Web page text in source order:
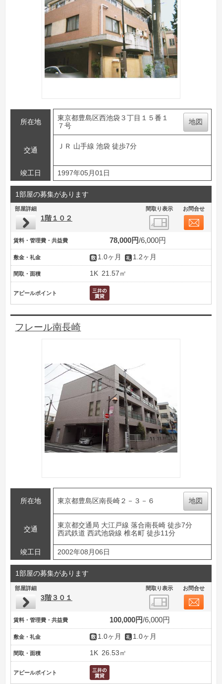
所在地
東京都豊島区西池袋３丁目１５番１
７号
地図
交通
ＪＲ 山手線 池袋 徒歩7分
竣工日 1997年05月01日
1部屋の募集があります
部屋詳細 間取り表示 お問合せ
1階１０２
賃料・管理費・共益費 78,000円 6,000円
敷金・礼金 1.0ヶ月 1.2ヶ月
間取・面積 1K 21.57㎡
アピールポイント
フレール南長崎
所在地 東京都豊島区南長崎２－３－６ 地図
交通
東京都交通局 大江戸線 落合南長崎 徒歩7分
西武鉄道 西武池袋線 椎名町 徒歩11分
竣工日 2002年08月06日
1部屋の募集があります
部屋詳細 間取り表示 お問合せ
3階３０１
賃料・管理費・共益費 100,000円 6,000円
敷金・礼金 1.0ヶ月 1.0ヶ月
間取・面積 1K 26.53㎡
アピールポイント